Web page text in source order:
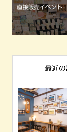
最近の